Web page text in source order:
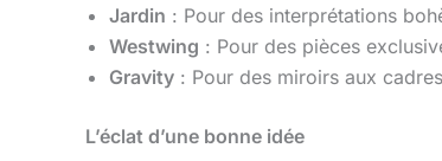
Jardin : Pour des interprétations
Westwing : Pour des pièces
Gravity : Pour des miroirs aux
L’éclat d’une bonne idée